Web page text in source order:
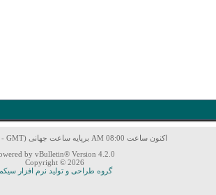
اکنون ساعت 08:00 AM برپایه ساعت جهانی (GMT - گرینویچ) می باشد.
by vBulletin® Version 4.2.0
Copyright © 2026
گروه طراحی و تولید نرم افزار